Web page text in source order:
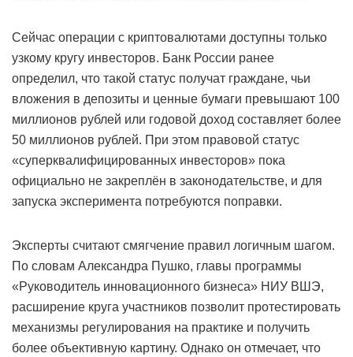
Сейчас операции с криптовалютами доступны только
узкому кругу инвесторов. Банк России ранее
определил, что такой статус получат граждане, чьи
вложения в депозиты и ценные бумаги превышают 100
миллионов рублей или годовой доход составляет более
50 миллионов рублей. При этом правовой статус
«суперквалифицированных инвесторов» пока
официально не закреплён в законодательстве, и для
запуска эксперимента потребуются поправки.
Эксперты считают смягчение правил логичным шагом.
По словам Александра Пушко, главы программы
«Руководитель инновационного бизнеса» НИУ ВШЭ,
расширение круга участников позволит протестировать
механизмы регулирования на практике и получить
более объективную картину. Однако он отмечает, что